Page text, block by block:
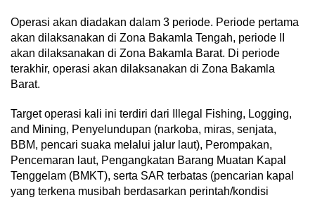
Operasi akan diadakan dalam 3 periode. Periode pertama
akan dilaksanakan di Zona Bakamla Tengah, periode II
akan dilaksanakan di Zona Bakamla Barat. Di periode
terakhir, operasi akan dilaksanakan di Zona Bakamla
Barat.
Target operasi kali ini terdiri dari Illegal Fishing, Logging,
and Mining, Penyelundupan (narkoba, miras, senjata,
BBM, pencari suaka melalui jalur laut), Perompakan,
Pencemaran laut, Pengangkatan Barang Muatan Kapal
Tenggelam (BMKT), serta SAR terbatas (pencarian kapal
yang terkena musibah berdasarkan perintah/kondisi